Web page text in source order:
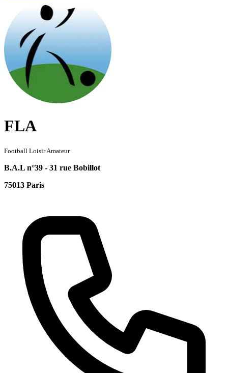
FLA
Football Loisir Amateur
B.A.L n°39 - 31 rue Bobillot
75013 Paris